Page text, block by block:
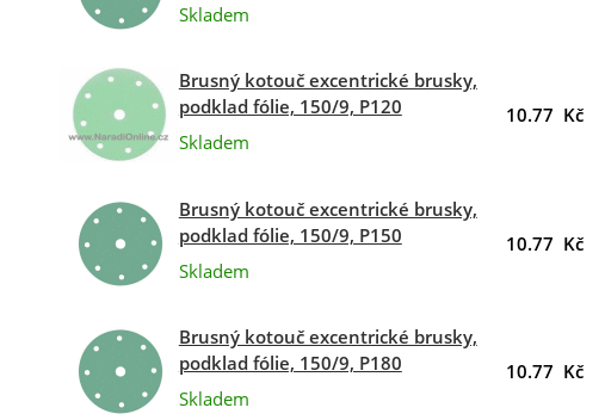
Skladem
Brusný kotouč excentrické brusky,
podklad fólie, 150/9, P120
Skladem
10.77 Kč
Brusný kotouč excentrické brusky,
podklad fólie, 150/9, P150
Skladem
10.77 Kč
Brusný kotouč excentrické brusky,
podklad fólie, 150/9, P180
Skladem
10.77 Kč